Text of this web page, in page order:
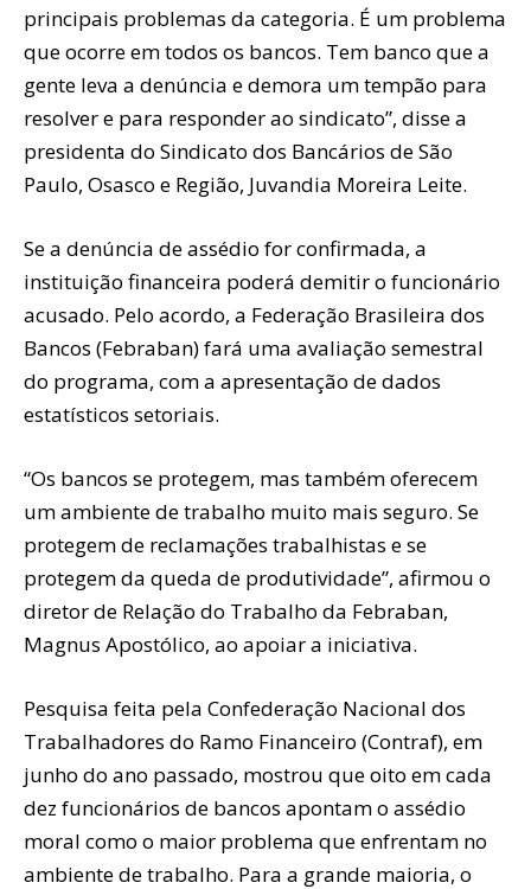
principais problemas da categoria. É um problema
que ocorre em todos os bancos. Tem banco que a
gente leva a denúncia e demora um tempão para
resolver e para responder ao sindicato”, disse a
presidenta do Sindicato dos Bancários de São
Paulo, Osasco e Região, Juvandia Moreira Leite.
Se a denúncia de assédio for confirmada, a
instituição financeira poderá demitir o funcionário
acusado. Pelo acordo, a Federação Brasileira dos
Bancos (Febraban) fará uma avaliação semestral
do programa, com a apresentação de dados
estatísticos setoriais.
“Os bancos se protegem, mas também oferecem
um ambiente de trabalho muito mais seguro. Se
protegem de reclamações trabalhistas e se
protegem da queda de produtividade”, afirmou o
diretor de Relação do Trabalho da Febraban,
Magnus Apostólico, ao apoiar a iniciativa.
Pesquisa feita pela Confederação Nacional dos
Trabalhadores do Ramo Financeiro (Contraf), em
junho do ano passado, mostrou que oito em cada
dez funcionários de bancos apontam o assédio
moral como o maior problema que enfrentam no
ambiente de trabalho. Para a grande maioria, o